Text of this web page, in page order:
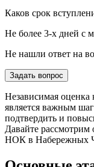
Каков срок
Не более 3-х дней с
Не нашли ответ на
Задать вопрос
Независимая
является важным
подтвердить и
Давайте
НОК в Набережных